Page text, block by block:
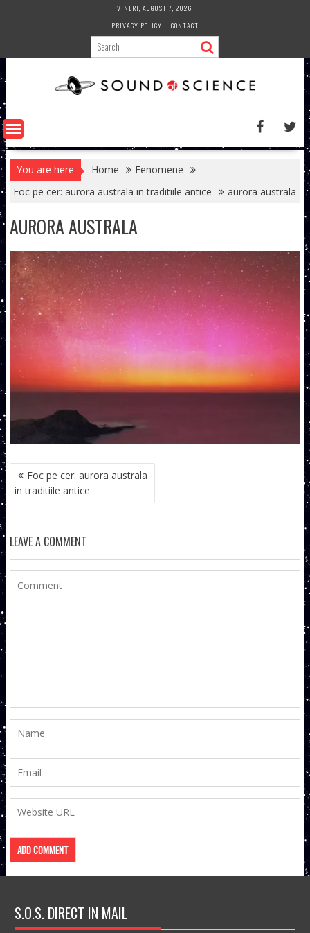
VINERI, AUGUST 7, 2026
PRIVACY POLICY
CONTACT
You are here Home
Fenomene
Foc pe cer: aurora australa in traditiile antice
aurora australa
AURORA AUSTRALA
NAVIGARE
ÎN
ARTICOLE
Foc pe cer: aurora australa
in traditiile antice
LEAVE A COMMENT
S.O.S. DIRECT IN MAIL